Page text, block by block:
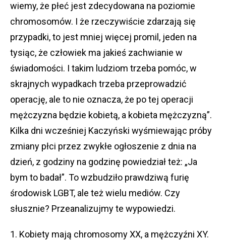
wiemy, że płeć jest zdecydowana na poziomie
chromosomów. I że rzeczywiście zdarzają się
przypadki, to jest mniej więcej promil, jeden na
tysiąc, że człowiek ma jakieś zachwianie w
świadomości. I takim ludziom trzeba pomóc, w
skrajnych wypadkach trzeba przeprowadzić
operację, ale to nie oznacza, że po tej operacji
mężczyzna będzie kobietą, a kobieta mężczyzną”.
Kilka dni wcześniej Kaczyński wyśmiewając próby
zmiany płci przez zwykłe ogłoszenie z dnia na
dzień, z godziny na godzinę powiedział też: „Ja
bym to badał”. To wzbudziło prawdziwą furię
środowisk LGBT, ale też wielu mediów. Czy
słusznie? Przeanalizujmy te wypowiedzi.
1. Kobiety mają chromosomy XX, a mężczyźni XY.